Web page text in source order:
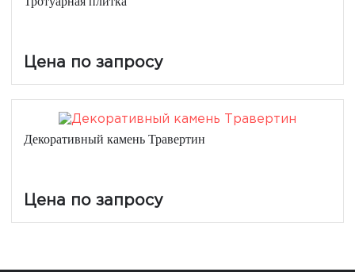
Цена по запросу
Декоративный камень Травертин
Цена по запросу